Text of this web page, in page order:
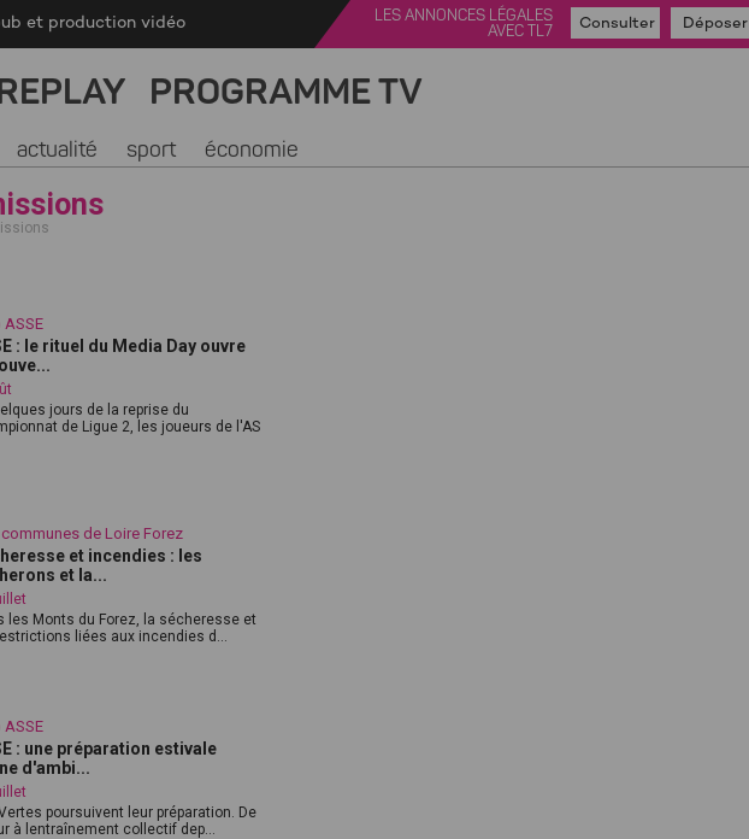
et production vidéo
LES ANNONCES LÉGALES
AVEC TL7
Consulter Déposer
PROGRAMME TV
actualité sport économie
ASSE
: le rituel du Media Day ouvre
jours de la reprise du
de Ligue 2, les joueurs de l'AS
de Loire Forez
et incendies : les
et la...
les Monts du Forez, la sécheresse et
liées aux incendies d...
ASSE
: une préparation estivale
d'ambi...
poursuivent leur préparation. De
à lentraînement collectif dep...